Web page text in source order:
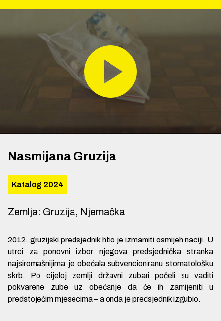
Nasmijana Gruzija
Katalog 2024
Zemlja: Gruzija, Njemačka
2012. gruzijski predsjednik htio je izmamiti osmijeh naciji. U
utrci za ponovni izbor njegova predsjednička stranka
najsiromašnijima je obećala subvencioniranu stomatološku
skrb. Po cijeloj zemlji državni zubari počeli su vaditi
pokvarene zube uz obećanje da će ih zamijeniti u
predstojećim mjesecima – a onda je predsjednik izgubio.